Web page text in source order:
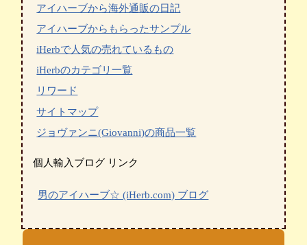
アイハーブから海外通販の日記
アイハーブからもらったサンプル
iHerbで人気の売れているもの
iHerbのカテゴリ一覧
リワード
サイトマップ
ジョヴァンニ(Giovanni)の商品一覧
個人輸入ブログ リンク
男のアイハーブ☆ (iHerb.com) ブログ